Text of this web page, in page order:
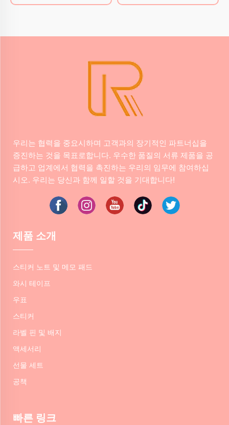
우리는 협력을 중요시하며 고객과의 장기적인 파트너십을
증진하는 것을 목표로합니다. 우수한 품질의 서류 제품을 공
급하고 업계에서 협력을 촉진하는 우리의 임무에 참여하십
시오. 우리는 당신과 함께 일할 것을 기대합니다!
제품 소개
스티커 노트 및 메모 패드
와시 테이프
우표
스티커
라벨 핀 및 배지
액세서리
선물 세트
공책
빠른 링크